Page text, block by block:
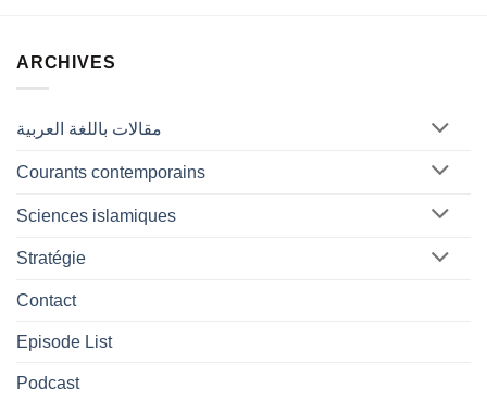
ARCHIVES
مقالات باللغة العربية
Courants contemporains
Sciences islamiques
Stratégie
Contact
Episode List
Podcast